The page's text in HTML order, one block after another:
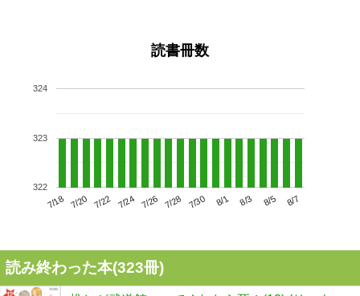
読書冊数
7/18 7/20 7/22 7/24 7/26 7/28 7/30 8/1 8/3 8/5 8/7
322
323
324
読み終わった本(323冊)